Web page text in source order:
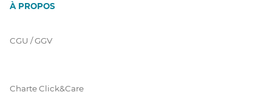
À PROPOS
CGU / GGV
Charte Click&Care